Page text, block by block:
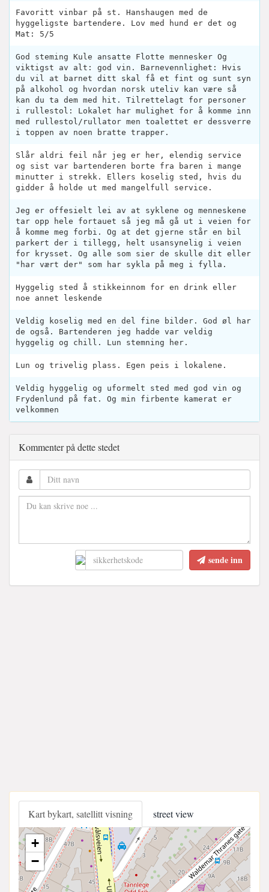
Favoritt vinbar på st. Hanshaugen med de
hyggeligste bartendere. Lov med hund er det og
Mat: 5/5
God steming Kule ansatte Flotte mennesker Og
viktigst av alt: god vin. Barnevennlighet: Hvis
du vil at barnet ditt skal få et fint og sunt syn
på alkohol og hvordan norsk uteliv kan være så
kan du ta dem med hit. Tilrettelagt for personer
i rullestol: Lokalet har mulighet for å komme inn
med rullestol/rullator men toalettet er dessverre
i toppen av noen bratte trapper.
Slår aldri feil når jeg er her, elendig service
og sist var bartenderen borte fra baren i mange
minutter i strekk. Ellers koselig sted, hvis du
gidder å holde ut med mangelfull service.
Jeg er offesielt lei av at syklene og menneskene
tar opp hele fortauet så jeg må gå ut i veien for
å komme meg forbi. Og at det gjerne står en bil
parkert der i tillegg, helt usansynelig i veien
for krysset. Og alle som sier de skulle dit eller
"har vært der" som har sykla på meg i fylla.
Hyggelig sted å stikkeinnom for en drink eller
noe annet leskende
Veldig koselig med en del fine bilder. God øl har
de også. Bartenderen jeg hadde var veldig
hyggelig og chill. Lun stemning her.
Lun og trivelig plass. Egen peis i lokalene.
Veldig hyggelig og uformelt sted med god vin og
Frydenlund på fat. Og min firbente kamerat er
velkommen
Kommenter på dette stedet
sende inn
Kart bykart, satellitt visning street view
+
−